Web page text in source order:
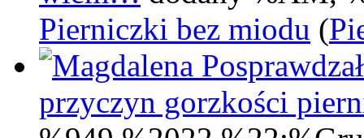
Pierniczki bez miodu (
przyczyn gorzkości